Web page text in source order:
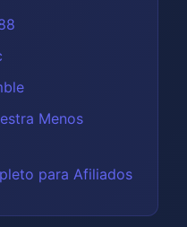
Menos
para Afiliados